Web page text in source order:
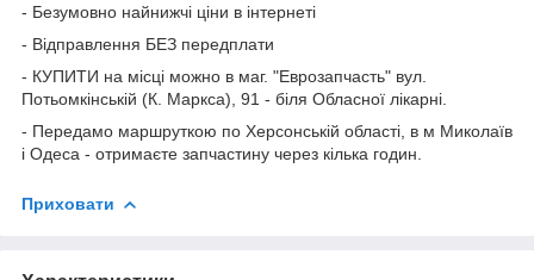
- Безумовно найнижчі ціни в інтернеті
- Відправлення БЕЗ передплати
- КУПИТИ на місці можно в маг. "Еврозапчасть" вул.
Потьомкінській (К. Маркса), 91 - біля Обласної лікарні.
- Передамо маршруткою по Херсонській області, в м Миколаїв
і Одеса - отримаєте запчастину через кілька годин.
Приховати